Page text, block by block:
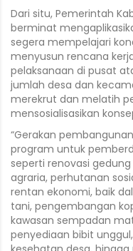
Dari situ, Pemerintah
berminat
segera mempelajari
menyusun rencana
pelaksanaan di pusat
jumlah desa dan
merekrut dan melatih
mensosialisasikan
“Gerakan
program untuk
seperti renovasi
agraria, perhutanan
rentan ekonomi, baik
tani, pengembangan
kawasan sempadan
penyediaan bibit